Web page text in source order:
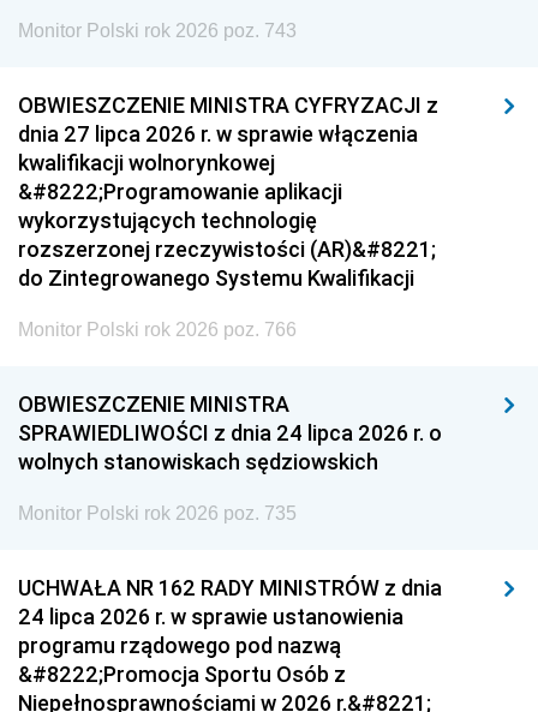
Monitor Polski rok 2026 poz. 743
OBWIESZCZENIE MINISTRA CYFRYZACJI z
dnia 27 lipca 2026 r. w sprawie włączenia
kwalifikacji wolnorynkowej
&#8222;Programowanie aplikacji
wykorzystujących technologię
rozszerzonej rzeczywistości (AR)&#8221;
do Zintegrowanego Systemu Kwalifikacji
Monitor Polski rok 2026 poz. 766
OBWIESZCZENIE MINISTRA
SPRAWIEDLIWOŚCI z dnia 24 lipca 2026 r. o
wolnych stanowiskach sędziowskich
Monitor Polski rok 2026 poz. 735
UCHWAŁA NR 162 RADY MINISTRÓW z dnia
24 lipca 2026 r. w sprawie ustanowienia
programu rządowego pod nazwą
&#8222;Promocja Sportu Osób z
Niepełnosprawnościami w 2026 r.&#8221;